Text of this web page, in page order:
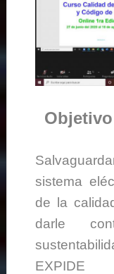
sistema
de la
darle
EXPIDE